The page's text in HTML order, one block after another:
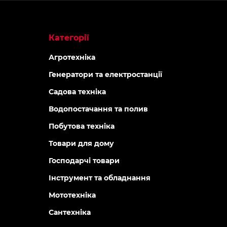
Категорії
Агротехніка
Генератори та електростанції
Садова техніка
Водопостачання та полив
Побутова техніка
Товари для дому
Господарчі товари
Інструмент та обладнання
Мототехніка
Сантехніка